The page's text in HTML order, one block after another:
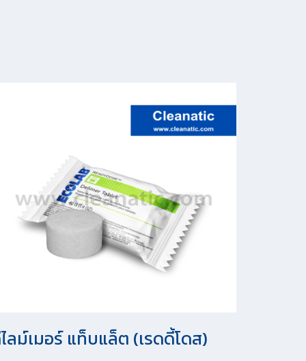
ลม์เมอร์ แท็บแล็ต (เรดดี้โดส)